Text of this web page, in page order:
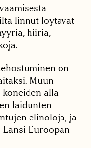
linnut löytävät
hiiriä,
on
Muun
koneiden alla
laidunten
elinoloja, ja
Euroopan